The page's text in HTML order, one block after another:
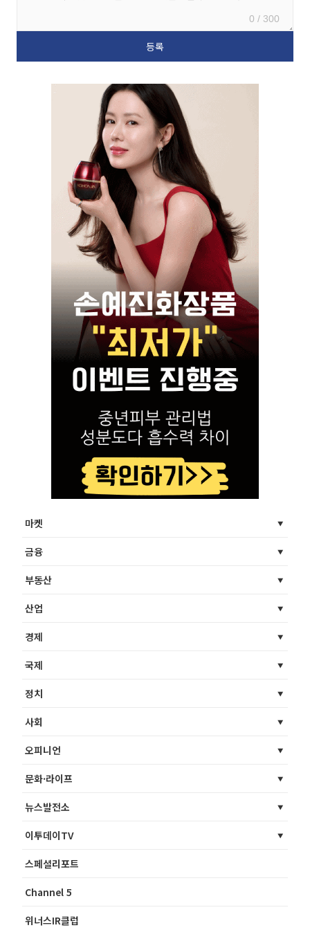
0 / 300
마켓
금융
부동산
산업
경제
국제
정치
사회
오피니언
문화·라이프
뉴스발전소
이투데이TV
스페셜리포트
Channel 5
위너스IR클럽